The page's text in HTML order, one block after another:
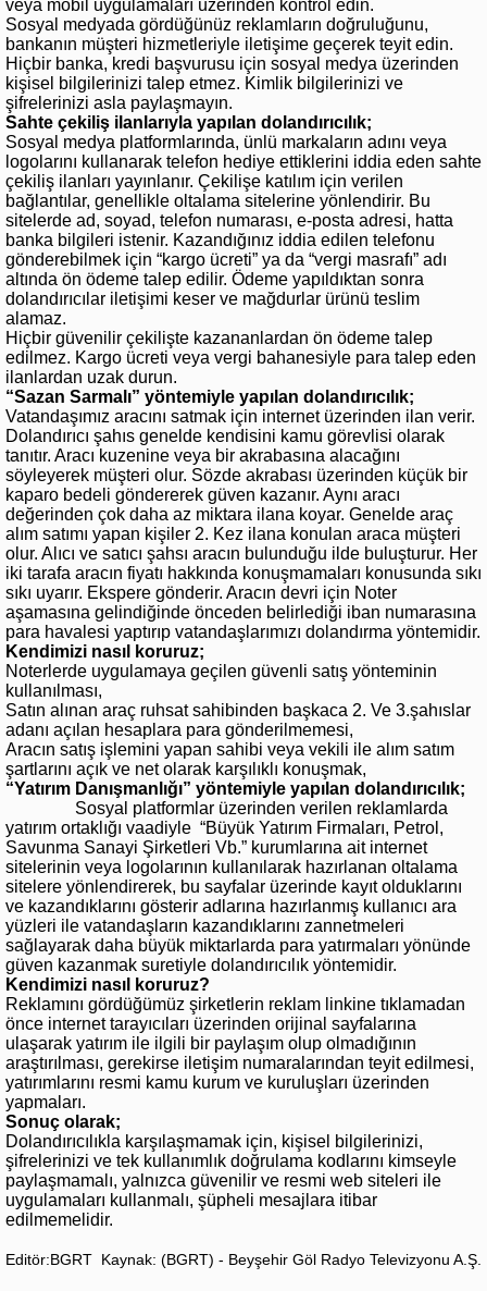
veya mobil uygulamaları üzerinden kontrol edin.
Sosyal medyada gördüğünüz reklamların doğruluğunu,
bankanın müşteri hizmetleriyle iletişime geçerek teyit edin.
Hiçbir banka, kredi başvurusu için sosyal medya üzerinden
kişisel bilgilerinizi talep etmez. Kimlik bilgilerinizi ve
şifrelerinizi asla paylaşmayın.
Sahte çekiliş ilanlarıyla yapılan dolandırıcılık;
Sosyal medya platformlarında, ünlü markaların adını veya
logolarını kullanarak telefon hediye ettiklerini iddia eden sahte
çekiliş ilanları yayınlanır. Çekilişe katılım için verilen
bağlantılar, genellikle oltalama sitelerine yönlendirir. Bu
sitelerde ad, soyad, telefon numarası, e-posta adresi, hatta
banka bilgileri istenir. Kazandığınız iddia edilen telefonu
gönderebilmek için “kargo ücreti” ya da “vergi masrafı” adı
altında ön ödeme talep edilir. Ödeme yapıldıktan sonra
dolandırıcılar iletişimi keser ve mağdurlar ürünü teslim
alamaz.
Hiçbir güvenilir çekilişte kazananlardan ön ödeme talep
edilmez. Kargo ücreti veya vergi bahanesiyle para talep eden
ilanlardan uzak durun.
“Sazan Sarmalı” yöntemiyle yapılan dolandırıcılık;
Vatandaşımız aracını satmak için internet üzerinden ilan verir.
Dolandırıcı şahıs genelde kendisini kamu görevlisi olarak
tanıtır. Aracı kuzenine veya bir akrabasına alacağını
söyleyerek müşteri olur. Sözde akrabası üzerinden küçük bir
kaparo bedeli göndererek güven kazanır. Aynı aracı
değerinden çok daha az miktara ilana koyar. Genelde araç
alım satımı yapan kişiler 2. Kez ilana konulan araca müşteri
olur. Alıcı ve satıcı şahsı aracın bulunduğu ilde buluşturur. Her
iki tarafa aracın fiyatı hakkında konuşmamaları konusunda sıkı
sıkı uyarır. Ekspere gönderir. Aracın devri için Noter
aşamasına gelindiğinde önceden belirlediği iban numarasına
para havalesi yaptırıp vatandaşlarımızı dolandırma yöntemidir.
Kendimizi nasıl koruruz;
Noterlerde uygulamaya geçilen güvenli satış yönteminin
kullanılması,
Satın alınan araç ruhsat sahibinden başkaca 2. Ve 3.şahıslar
adanı açılan hesaplara para gönderilmemesi,
Aracın satış işlemini yapan sahibi veya vekili ile alım satım
şartlarını açık ve net olarak karşılıklı konuşmak,
“Yatırım Danışmanlığı” yöntemiyle yapılan dolandırıcılık;
Sosyal platformlar üzerinden verilen reklamlarda
yatırım ortaklığı vaadiyle “Büyük Yatırım Firmaları, Petrol,
Savunma Sanayi Şirketleri Vb.” kurumlarına ait internet
sitelerinin veya logolarının kullanılarak hazırlanan oltalama
sitelere yönlendirerek, bu sayfalar üzerinde kayıt olduklarını
ve kazandıklarını gösterir adlarına hazırlanmış kullanıcı ara
yüzleri ile vatandaşların kazandıklarını zannetmeleri
sağlayarak daha büyük miktarlarda para yatırmaları yönünde
güven kazanmak suretiyle dolandırıcılık yöntemidir.
Kendimizi nasıl koruruz?
Reklamını gördüğümüz şirketlerin reklam linkine tıklamadan
önce internet tarayıcıları üzerinden orijinal sayfalarına
ulaşarak yatırım ile ilgili bir paylaşım olup olmadığının
araştırılması, gerekirse iletişim numaralarından teyit edilmesi,
yatırımlarını resmi kamu kurum ve kuruluşları üzerinden
yapmaları.
Sonuç olarak;
Dolandırıcılıkla karşılaşmamak için, kişisel bilgilerinizi,
şifrelerinizi ve tek kullanımlık doğrulama kodlarını kimseyle
paylaşmamalı, yalnızca güvenilir ve resmi web siteleri ile
uygulamaları kullanmalı, şüpheli mesajlara itibar
edilmemelidir.
Editör:BGRT Kaynak: (BGRT) - Beyşehir Göl Radyo Televizyonu A.Ş.